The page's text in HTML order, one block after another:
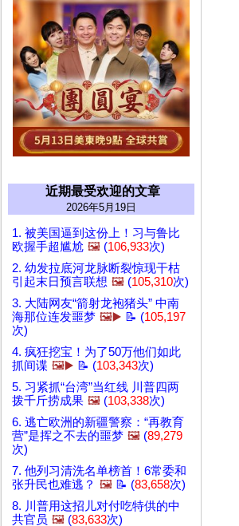
近期最受欢迎的文章
2026年5月19日
1. 被美国逼到这份上！习与鲁比
欧握手超尴尬 🖼️ (106,933次)
2. 幼发拉底河龙脉断裂惊现干枯
引起末日预言联想 🖼️ (105,310次)
3. 大陆网友“箭射龙袍猪头” 中南
海那位连发噩梦 🖼️▶️ 📝 (105,197
次)
4. 疯狂挖宝！为了50万他们如此
抓间谍 🖼️▶️ 📝 (103,343次)
5. 习紧抓“台湾”当红线 川普四两
拨千斤捞成果 🖼️ (103,338次)
6. 逃亡欧洲的新疆警察：“再教育
营”是挥之不去的噩梦 🖼️ (89,279
次)
7. 他列习清洗名单榜首！6常委和
张升民也难逃？ 🖼️ 📝 (83,658次)
8. 川普用这招儿对付吃特供的中
共官员 🖼️ (83,633次)